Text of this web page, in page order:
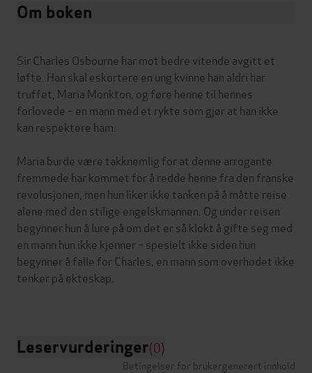
Om boken
Sir Charles Osbourne har mot bedre vitende avgitt et
løfte. Han skal eskortere en ung kvinne han aldri har
truffet, Maria Monkton, og føre henne til hennes
forlovede – en mann med et rykte som gjør at han ikke
kan respektere ham.
Maria burde være takknemlig for at denne arrogante
fremmede har kommet for å redde henne fra den franske
revolusjonen, men hun liker ikke tanken på å måtte reise
alene med den stilige engelskmannen. Og under reisen
begynner hun å lure på om det er så klokt å gifte seg med
en mann hun ikke kjenner – spesielt ikke siden hun
begynner å falle for Charles, en mann som overhodet ikke
tenker på ekteskap.
Leservurderinger(0)
Betingelser for brukergenerert innhold